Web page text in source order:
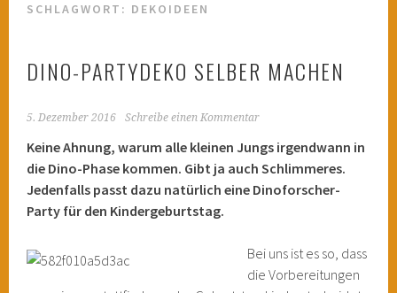
SCHLAGWORT: DEKOIDEEN
DINO-PARTYDEKO SELBER MACHEN
5. Dezember 2016 Schreibe einen Kommentar
Keine Ahnung, warum alle kleinen Jungs irgendwann in
die Dino-Phase kommen. Gibt ja auch Schlimmeres.
Jedenfalls passt dazu natürlich eine Dinoforscher-
Party für den Kindergeburtstag.
Bei uns ist es so, dass
die Vorbereitungen